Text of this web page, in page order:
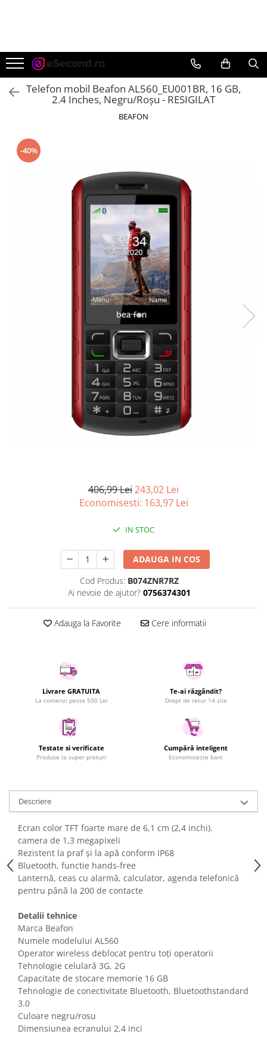
Auto Moto
Accesorii Auto
Anvelope & Jante
Electronice Auto
Intretinere & Cosmetica auto
Reparatii si echipamente auto
Trotinete electrice
Casa, Gradina & Bricolaj
Curatenie si intretinere
Iluminat & Electrice
Kit-uri automatizari porti si usi
Mobila gradina & terasa
Mobila Living & Dining
Scule electrice si unelte
Silicon, spume si solutii tehnice
Uscatoare rufe
Utilaje si materiale de constructii
Laptop, Tablete & Telefoane
Accesorii tablete
Telefoane Mobile & accesorii
Electrocasnice & Climatizare
Accesorii si piese masini spalat
rufe si uscatoare
Accesorii si piese masini spalat
Aparate Frigorifice
Aparate Racire Aer
Aragaze si cuptoare cu microunde
Electrocasnice pentru Bucatarie
Fiare de calcat si masini de cusut
Ingrijire Locuinta
Purificatoare de aer
Fashion
Bijuterii
Ceasuri barbatesti
Cutii, curele si accesorii ceasuri
Genti si accesorii barbati
Genti si accesorii femei
Imbracaminte barbati
Imbracaminte femei
Imbracaminte si Incaltaminte copii
Incaltaminte barbati
Incaltaminte femei
Telefon mobil Beafon AL560_EU001BR, 16 GB,
2.4 Inches, Negru/Roșu - RESIGILAT
BEAFON
-40%
406,99 Lei243,02 Lei
Economisesti: 163,97 Lei
IN STOC
ADAUGA IN COS
Cod Produs: B074ZNR7RZ
Ai nevoie de ajutor? 0756374301
Adauga la Favorite Cere informatii
Livrare GRATUITA
La comenzi peste 500 Lei
Te-ai răzgândit?
Drept de retur 14 zile
Testate si verificate
Produse la super prețuri
Cumpără inteligent
Economisește bani
Descriere
Ecran color TFT foarte mare de 6,1 cm (2,4 inchi).
camera de 1,3 megapixeli
Rezistent la praf și la apă conform IP68
Bluetooth, functie hands-free
Lanternă, ceas cu alarmă, calculator, agenda telefonică
pentru până la 200 de contacte
Detalii tehnice
Marca Beafon
Numele modelului AL560
Operator wireless deblocat pentru toți operatorii
Tehnologie celulară 3G, 2G
Capacitate de stocare memorie 16 GB
Tehnologie de conectivitate Bluetooth, Bluetoothstandard
3.0
Culoare negru/rosu
Dimensiunea ecranului 2,4 inci